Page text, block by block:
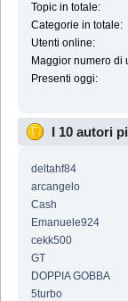
Topic in totale:
Categorie in totale:
Utenti online:
Maggior numero di
Presenti oggi:
I 10 autori
deltahf84
arcangelo
Cash
Emanuele924
cekk500
GT
DOPPIA GOBBA
5turbo